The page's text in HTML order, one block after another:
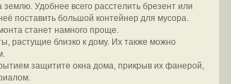
Удобнее всего расстелить брезент или
поставить большой контейнер для мусора.
станет намного проще.
растущие близко к дому. Их также можно
защитите окна дома, прикрыв их фанерой,